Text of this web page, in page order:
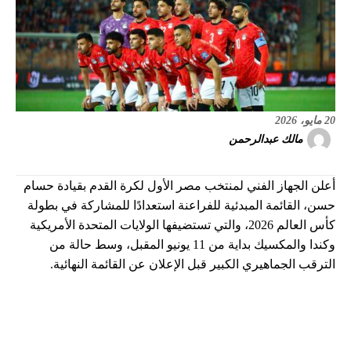
20 مايو، 2026
مالك عبدالرحمن
أعلن الجهاز الفني لمنتخب مصر الأول لكرة القدم بقيادة حسام
حسن، القائمة المبدئية للفراعنة استعدادًا للمشاركة في بطولة
كأس العالم 2026، والتي تستضيفها الولايات المتحدة الأمريكية
وكندا والمكسيك بداية من 11 يونيو المقبل، وسط حالة من
الترقب الجماهيري الكبير قبل الإعلان عن القائمة النهائية.